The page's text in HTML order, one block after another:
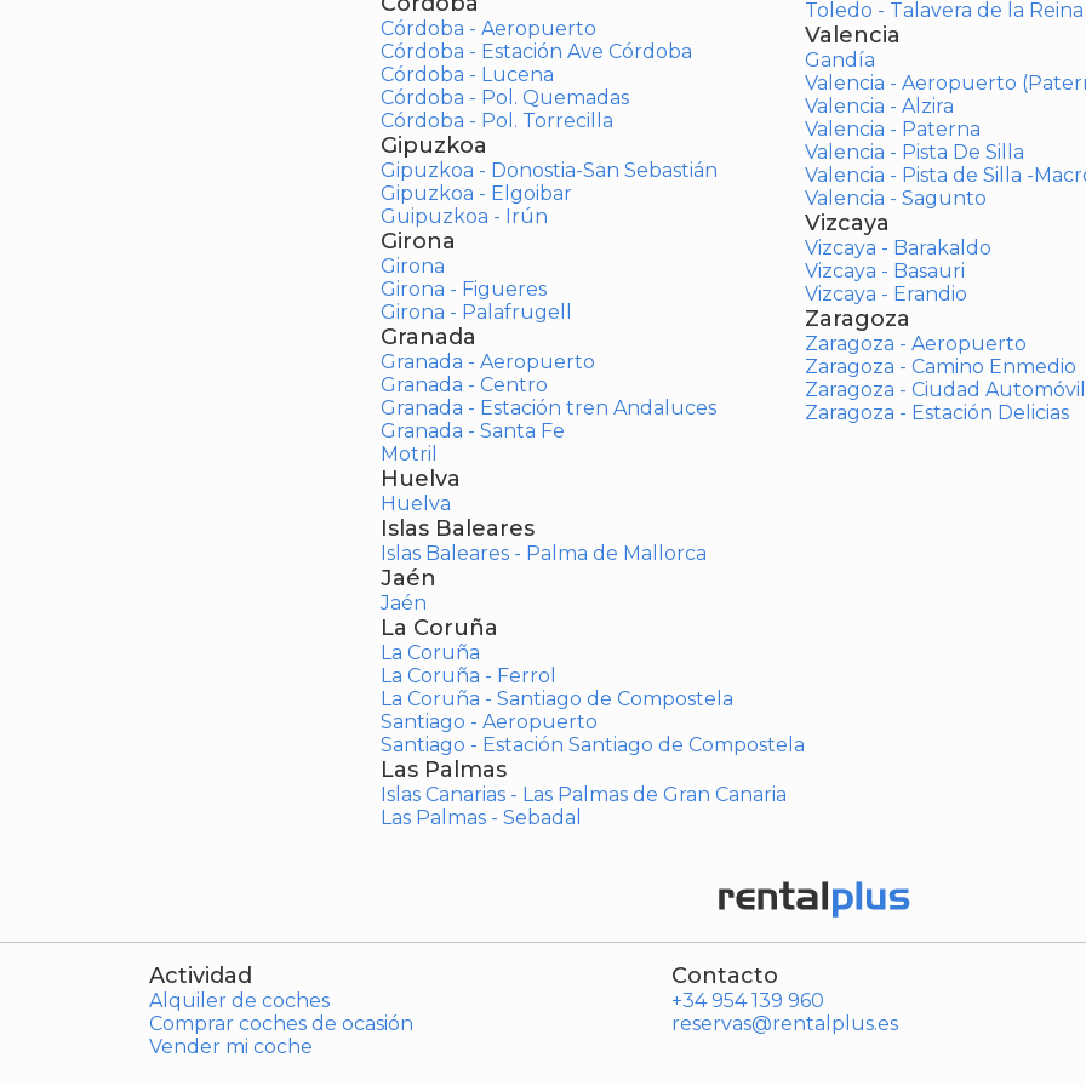
Córdoba - Aeropuerto
Córdoba - Estación Ave Córdoba
Córdoba - Lucena
Córdoba - Pol. Quemadas
Córdoba - Pol. Torrecilla
Gipuzkoa
Gipuzkoa - Donostia-San Sebastián
Gipuzkoa - Elgoibar
Guipuzkoa - Irún
Girona
Girona
Girona - Figueres
Girona - Palafrugell
Granada
Granada - Aeropuerto
Granada - Centro
Granada - Estación tren Andaluces
Granada - Santa Fe
Motril
Huelva
Huelva
Islas Baleares
Islas Baleares - Palma de Mallorca
Jaén
Jaén
La Coruña
La Coruña
La Coruña - Ferrol
La Coruña - Santiago de Compostela
Santiago - Aeropuerto
Santiago - Estación Santiago de Compostela
Las Palmas
Islas Canarias - Las Palmas de Gran Canaria
Las Palmas - Sebadal
Toledo - Talavera de la Reina
Valencia
Gandía
Valencia - Aeropuerto
Valencia - Alzira
Valencia - Paterna
Valencia - Pista De Silla
Valencia - Pista de Silla -
Valencia - Sagunto
Vizcaya
Vizcaya - Barakaldo
Vizcaya - Basauri
Vizcaya - Erandio
Zaragoza
Zaragoza - Aeropuerto
Zaragoza - Camino Enmedio
Zaragoza - Ciudad Automóvil
Zaragoza - Estación Delicias
Actividad
Alquiler de coches
Comprar coches de ocasión
Vender mi coche
Contacto
+34 954 139 960
reservas@rentalplus.es